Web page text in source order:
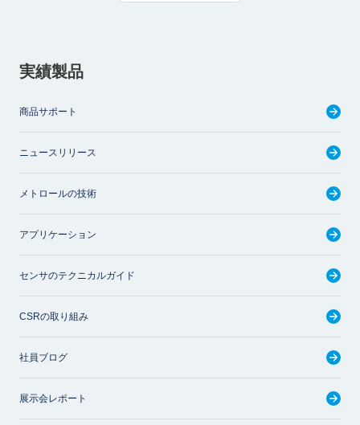
実績製品
商品サポート
ニュースリリース
メトロールの技術
アプリケーション
センサのテクニカルガイド
CSRの取り組み
社員ブログ
展示会レポート